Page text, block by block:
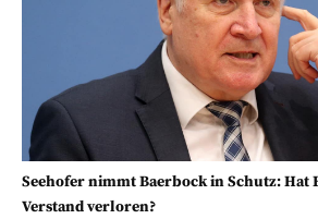
Seehofer nimmt Baerbock in Schutz: Hat
Verstand verloren?